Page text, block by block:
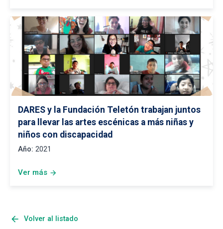
DARES y la Fundación Teletón trabajan juntos
para llevar las artes escénicas a más niñas y
niños con discapacidad
Año: 2021
Ver más arrow_forward
arrow_back Volver al listado